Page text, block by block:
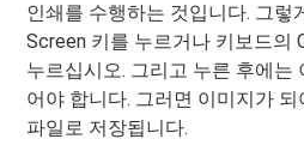
인쇄를 수행하는 것입니다. 그렇
Screen 키를 누르거나 키보드의
누르십시오. 그리고 누른 후에는
어야 합니다. 그러면 이미지가 되
파일로 저장됩니다.